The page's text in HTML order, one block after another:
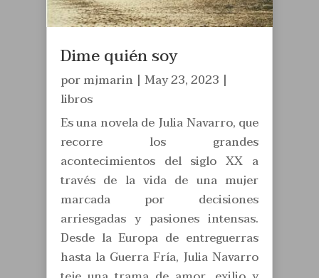
Dime quién soy
pormjmarin| May 23, 2023 |
libros
Es una novela de Julia Navarro, que
recorre los grandes
acontecimientos del siglo XX a
través de la vida de una mujer
marcada por decisiones
arriesgadas y pasiones intensas.
Desde la Europa de entreguerras
hasta la Guerra Fría, Julia Navarro